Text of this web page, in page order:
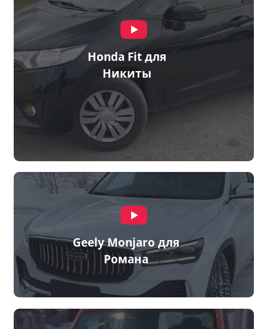
Honda Fit для
Никиты
Geely Monjaro для
Романа